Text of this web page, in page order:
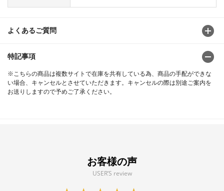
よくあるご質問
特記事項
※こちらの商品は複数サイトで在庫を共有している為、商品の手配ができな
い場合、キャンセルとさせていただきます。キャンセルの際は別途ご案内を
お送りしますので予めご了承ください。
お客様の声
USER’S review